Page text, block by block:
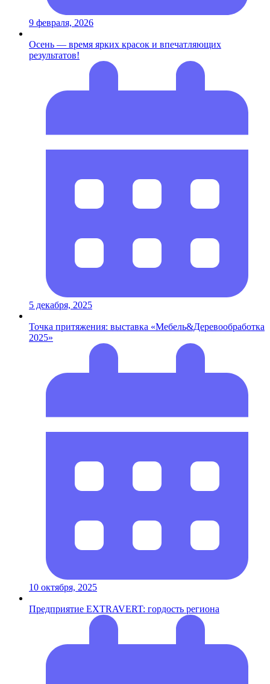
9 февраля, 2026
Осень — время ярких красок и впечатляющих
результатов!
5 декабря, 2025
Точка притяжения: выставка «Мебель&Деревообработка
2025»
10 октября, 2025
Предприятие EXTRAVERT: гордость региона